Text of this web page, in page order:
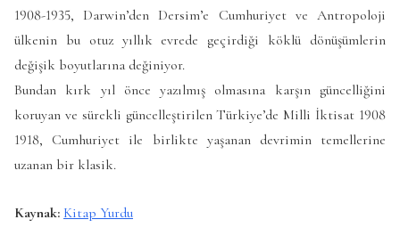
1908-1935, Darwin’den Dersim’e Cumhuriyet ve Antropoloji
ülkenin bu otuz yıllık evrede geçirdiği köklü dönüşümlerin
değişik boyutlarına değiniyor.
Bundan kırk yıl önce yazılmış olmasına karşın güncelliğini
koruyan ve sürekli güncelleştirilen Türkiye’de Milli İktisat 1908
1918, Cumhuriyet ile birlikte yaşanan devrimin temellerine
uzanan bir klasik.
Kaynak: Kitap Yurdu